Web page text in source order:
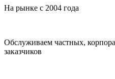
На рынке с 2004 года
Обслуживаем частных,
заказчиков